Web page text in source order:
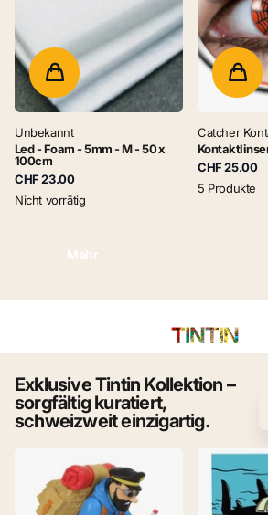
Unbekannt
Led - Foam - 5mm - M - 50 x
100cm
CHF 23.00
Nicht vorrätig
Catcher
CHF 25.00
5 Produkte
Mehr
TINTIN
Exklusive Tintin Kollektion –
sorgfältig kuratiert,
schweizweit einzigartig.